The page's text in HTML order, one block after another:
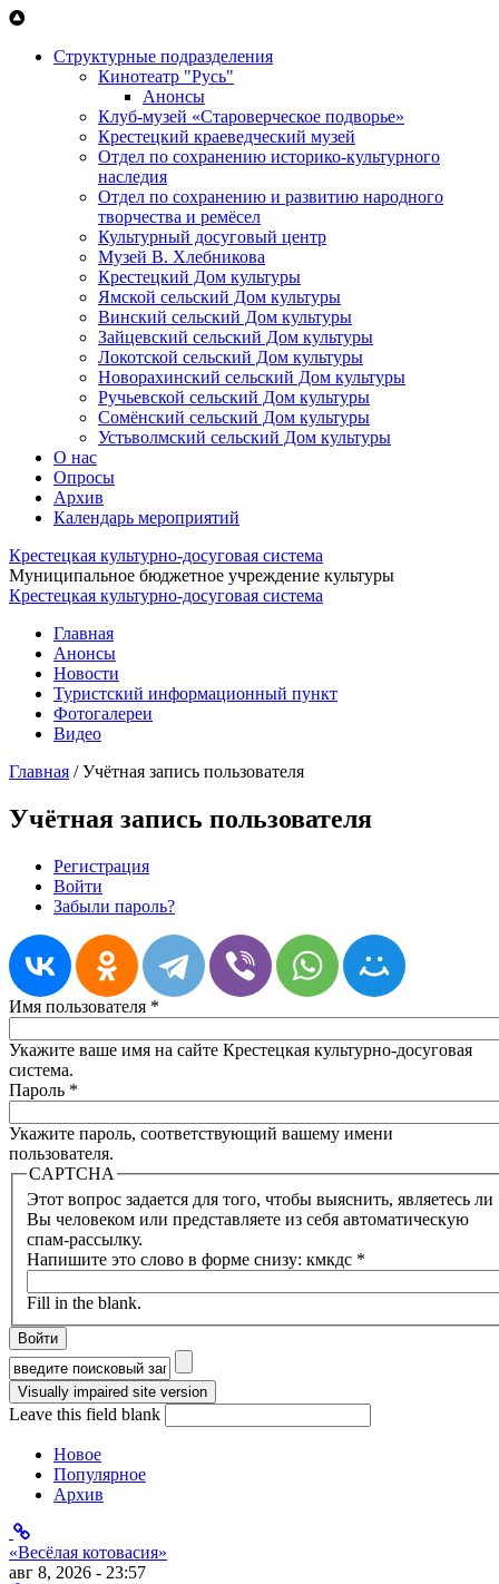
Перейти к основному содержанию
Структурные подразделения
Кинотеатр "Русь"
Анонсы
Клуб-музей «Староверческое подворье»
Крестецкий краеведческий музей
Отдел по сохранению историко-культурного
наследия
Отдел по сохранению и развитию народного
творчества и ремёсел
Культурный досуговый центр
Музей В. Хлебникова
Крестецкий Дом культуры
Ямской сельский Дом культуры
Винский сельский Дом культуры
Зайцевский сельский Дом культуры
Локотской сельский Дом культуры
Новорахинский сельский Дом культуры
Ручьевской сельский Дом культуры
Сомёнский сельский Дом культуры
Устьволмский сельский Дом культуры
О нас
Опросы
Архив
Календарь мероприятий
Крестецкая культурно-досуговая система
Муниципальное бюджетное учреждение культуры
Крестецкая культурно-досуговая система
Главная
Анонсы
Новости
Туристский информационный пункт
Фотогалереи
Видео
Главная /Учётная запись пользователя
Учётная запись пользователя
Главные вкладки
Регистрация
Войти
Забыли пароль?
Имя пользователя *
Укажите ваше имя на сайте Крестецкая культурно-досуговая
система.
Пароль *
Укажите пароль, соответствующий вашему имени
пользователя.
CAPTCHA
Этот вопрос задается для того, чтобы выяснить, являетесь ли
Вы человеком или представляете из себя автоматическую
спам-рассылку.
Напишите это слово в форме снизу: кмкдс *
Fill in the blank.
Форма поиска
Leave this field blank
Новое
Популярное
Архив
«Весёлая котовасия»
авг 8, 2026 - 23:57